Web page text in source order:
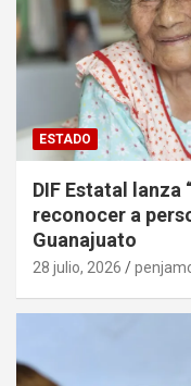
ESTADO
DIF Estatal lanza
reconocer a
Guanajuato
28 julio, 2026